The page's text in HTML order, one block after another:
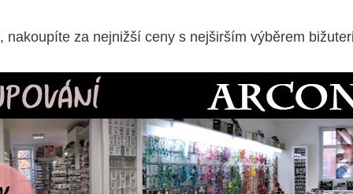
, nakoupíte za nejnižší ceny s nejširším výběrem